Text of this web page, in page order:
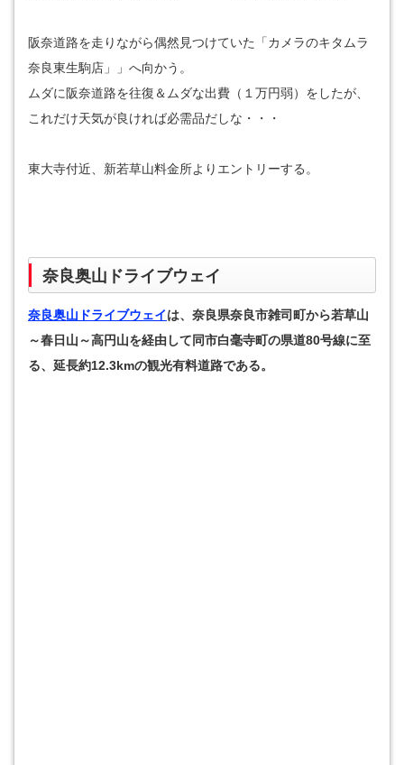
阪奈道路を走りながら偶然見つけていた「カメラのキタムラ
奈良東生駒店」」へ向かう。
ムダに阪奈道路を往復＆ムダな出費（１万円弱）をしたが、
これだけ天気が良ければ必需品だしな・・・
東大寺付近、新若草山料金所よりエントリーする。
奈良奥山ドライブウェイ
奈良奥山ドライブウェイは、奈良県奈良市雑司町から若草山
～春日山～高円山を経由して同市白毫寺町の県道80号線に至
る、延長約12.3kmの観光有料道路である。